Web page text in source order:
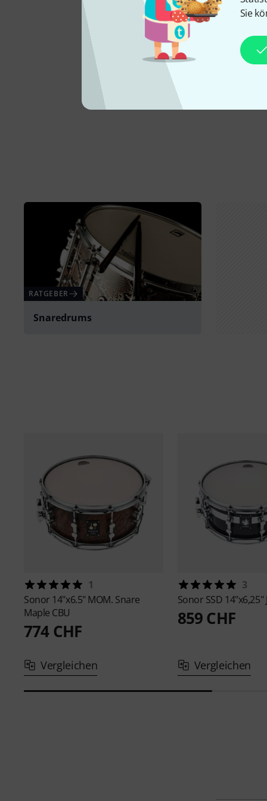
Sie
RATGEBER
Snaredrums
1
Sonor 14"x6.5" MOM. Snare
Maple CBU
774 CHF
Vergleichen
3
Sonor SSD 14"x6,25"
859 CHF
Vergleichen